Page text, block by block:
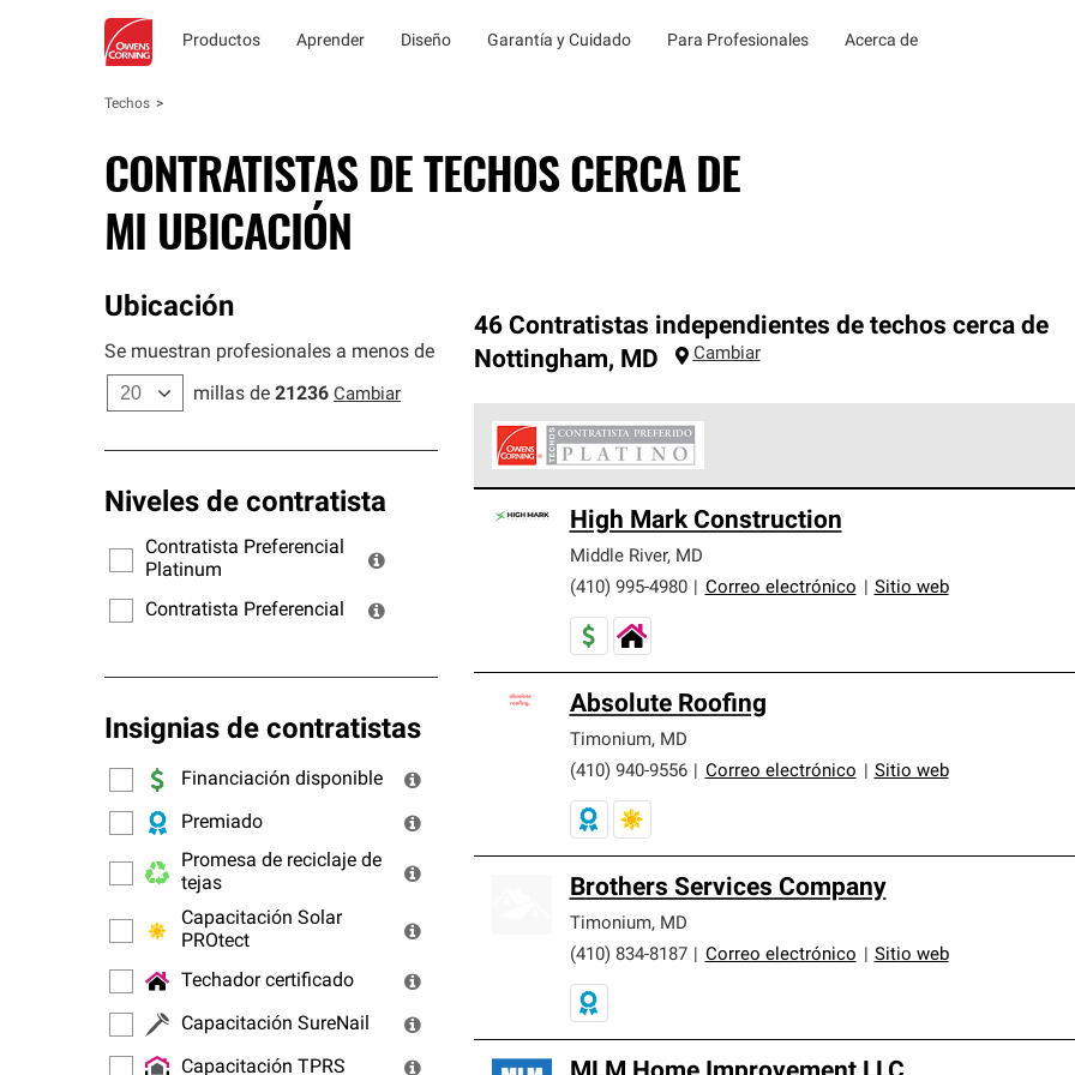
Productos Aprender Diseño Garantía y Cuidado Para Profesionales Acerca de
Techos
CONTRATISTAS DE TECHOS CERCA DE
MI UBICACIÓN
Ubicación
Se muestran profesionales a menos de
millas de 21236 Cambiar
Niveles de contratista
Contratista Preferencial
Platinum
Contratista Preferencial
Insignias de contratistas
Financiación disponible
Premiado
Promesa de reciclaje de
tejas
Capacitación Solar
PROtect
Techador certificado
Capacitación SureNail
Capacitación TPRS
46 Contratistas independientes de techos cerca de
Nottingham, MD Cambiar
cumplen con estándares estrictos de profesionalismo, confiabilidad
ofrecer nuestra mejor garantía de sistemas de techos.
High Mark Construction
Middle River, MD
(410) 995-4980
Correo electrónico Sitio web
Absolute Roofing
Timonium, MD
(410) 940-9556
Correo electrónico Sitio web
Brothers Services Company
Timonium, MD
(410) 834-8187
Correo electrónico Sitio web